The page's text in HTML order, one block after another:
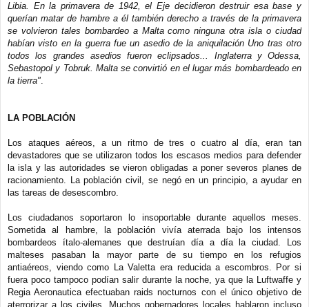
Libia. En la primavera de 1942, el Eje decidieron destruir esa base y
querían matar de hambre a él también derecho a través de la primavera
se volvieron tales bombardeo a Malta como ninguna otra isla o ciudad
habían visto en la guerra fue un asedio de la aniquilación Uno tras otro
todos los grandes asedios fueron eclipsados... Inglaterra y Odessa,
Sebastopol y Tobruk. Malta se convirtió en el lugar más bombardeado en
la tierra".
LA POBLACIÓN
Los ataques aéreos, a un ritmo de tres o cuatro al día, eran tan
devastadores que se utilizaron todos los escasos medios para defender
la isla y las autoridades se vieron obligadas a poner severos planes de
racionamiento. La población civil, se negó en un principio, a ayudar en
las tareas de desescombro.
Los ciudadanos soportaron lo insoportable durante aquellos meses.
Sometida al hambre, la población vivía aterrada bajo los intensos
bombardeos ítalo-alemanes que destruían día a día la ciudad. Los
malteses pasaban la mayor parte de su tiempo en los refugios
antiaéreos, viendo como La Valetta era reducida a escombros. Por si
fuera poco tampoco podían salir durante la noche, ya que la Luftwaffe y
Regia Aeronautica efectuaban raids nocturnos con el único objetivo de
aterrorizar a los civiles. Muchos gobernadores locales hablaron incluso